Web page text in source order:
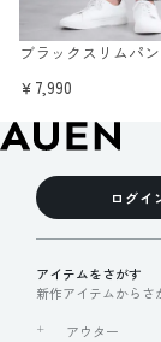
ブラックスリムパ
￥7,990
ログイ
アイテムをさがす
新作アイテムからさ
アウター